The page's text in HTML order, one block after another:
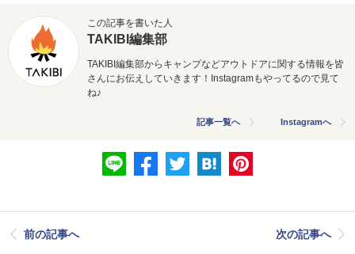
この記事を書いた人
TAKIBI編集部
TAKIBI編集部からキャンプなどアウトドアに関する情報を皆
さんにお伝えしていきます！Instagramもやってるので見て
ね♪
記事一覧へ Instagramへ
前の記事へ 次の記事へ